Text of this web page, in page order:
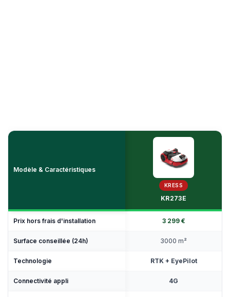
Modèle & Caractéristiques
KRESS
KR273E
Prix hors frais d'installation 3 299 €
Surface conseillée (24h) 3000 m²
Technologie RTK + EyePilot
Connectivité appli 4G